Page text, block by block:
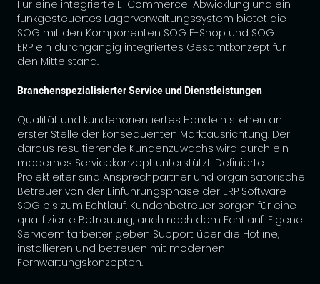
Für eine integrierte E-Commerce-Abwicklung und ein
funkgesteuertes Lagerverwaltungssystem bietet die
SOG mit den Komponenten SOG E-Shop und SOG
ERP ein durchgängig integriertes Gesamtkonzept für
den Mittelstand.
Branchenspezialisierter Service und Dienstleistungen
Qualität und kundenorientiertes Handeln stehen an
erster Stelle der konsequenten Marktausrichtung. Der
daraus resultierende Kundenzuwachs wird durch ein
modernes Servicekonzept unterstützt. Definierte
Projektleiter sind Ansprechpartner und organisatorische
Betreuer von der Einführungsphase der ERP Software
SOG bis zum Echtlauf. Kundenbetreuer sorgen für eine
qualifizierte Betreuung, auch nach dem Echtlauf. Eigene
Servicemitarbeiter geben Support über die Hotline,
installieren und betreuen mit modernen
Fernwartungskonzepten.